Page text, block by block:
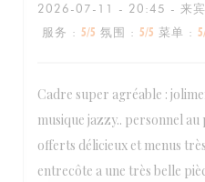
2026-07-11
- 20:45 - 来
服务 : 5/5 氛围 : 5/5 菜单 : 5
Cadre super agréable :
musique jazzy.. personnel au
offerts délicieux et menus
entrecôte a une très belle